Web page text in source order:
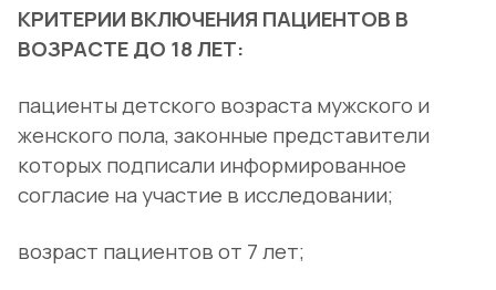
КРИТЕРИИ ВКЛЮЧЕНИЯ ПАЦИЕНТОВ В
ВОЗРАСТЕ ДО 18 ЛЕТ:
пациенты детского возраста мужского и
женского пола, законные представители
которых подписали информированное
согласие на участие в исследовании;
возраст пациентов от 7 лет;